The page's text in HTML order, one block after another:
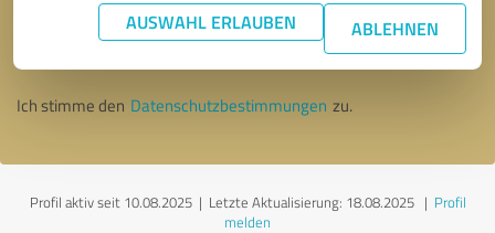
AUSWAHL ERLAUBEN ABLEHNEN
Ich stimme den Datenschutzbestimmungen zu.
Profil aktiv seit 10.08.2025 | Letzte Aktualisierung: 18.08.2025| Profil
melden